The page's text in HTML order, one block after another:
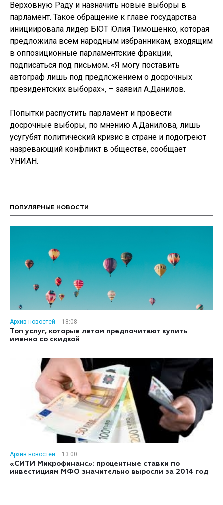
Верховную Раду и назначить новые выборы в
парламент. Такое обращение к главе государства
инициировала лидер БЮТ Юлия Тимошенко, которая
предложила всем народным избранникам, входящим
в оппозиционные парламентские фракции,
подписаться под письмом. «Я могу поставить
автограф лишь под предложением о досрочных
президентских выборах», — заявил А.Данилов.
Попытки распустить парламент и провести
досрочные выборы, по мнению А.Данилова, лишь
усугубят политический кризис в стране и подогреют
назревающий конфликт в обществе, сообщает
УНИАН.
ПОПУЛЯРНЫЕ НОВОСТИ
Архив новостей
18:08
Топ услуг, которые летом предпочитают купить
именно со скидкой
Архив новостей
13:00
«СИТИ Микрофинанс»: процентные ставки по
инвестициям МФО значительно выросли за 2014 год